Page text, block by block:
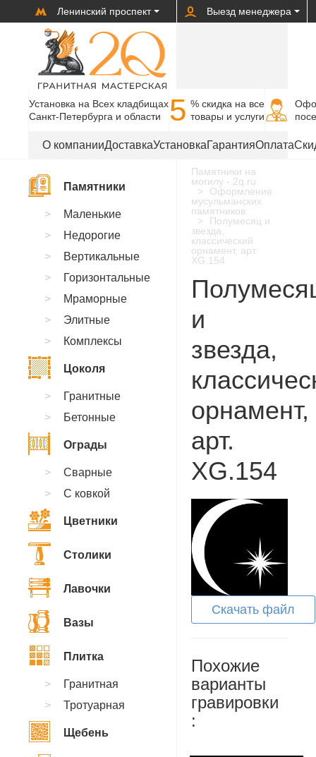
Ленинский проспект Выезд менеджера
Установка на Всех кладбищах
Санкт-Петербурга и области
5 % cкидка на все
товары и услуги
О компанииДоставкаУстановкаГарантияОплата
Памятники на
могилу - 2q.ru
Оформление
мусульманских
памятников
Полумесяц и
звезда,
классический
орнамент, арт.
XG.154
и
звезда,
орнамент,
арт.
XG.154
Скачать файл
Похожие
варианты
гравировки
:
Памятники
Маленькие
Недорогие
Вертикальные
Горизонтальные
Мраморные
Элитные
Комплексы
Цоколя
Гранитные
Бетонные
Ограды
Сварные
С ковкой
Цветники
Столики
Лавочки
Вазы
Плитка
Гранитная
Тротуарная
Щебень